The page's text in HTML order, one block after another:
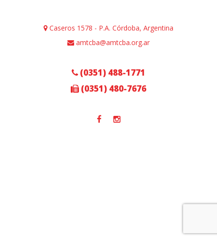
Caseros 1578 - P.A. Córdoba, Argentina
amtcba@amtcba.org.ar
(0351) 488-1771
(0351) 480-7676